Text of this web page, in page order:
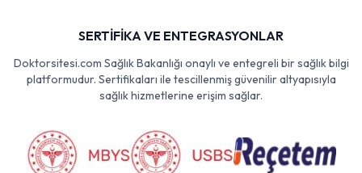
SERTİFİKA VE ENTEGRASYONLAR
Doktorsitesi.com Sağlık Bakanlığı onaylı ve entegreli bir sağlık bilgi
platformudur. Sertifikaları ile tescillenmiş güvenilir altyapısıyla
sağlık hizmetlerine erişim sağlar.